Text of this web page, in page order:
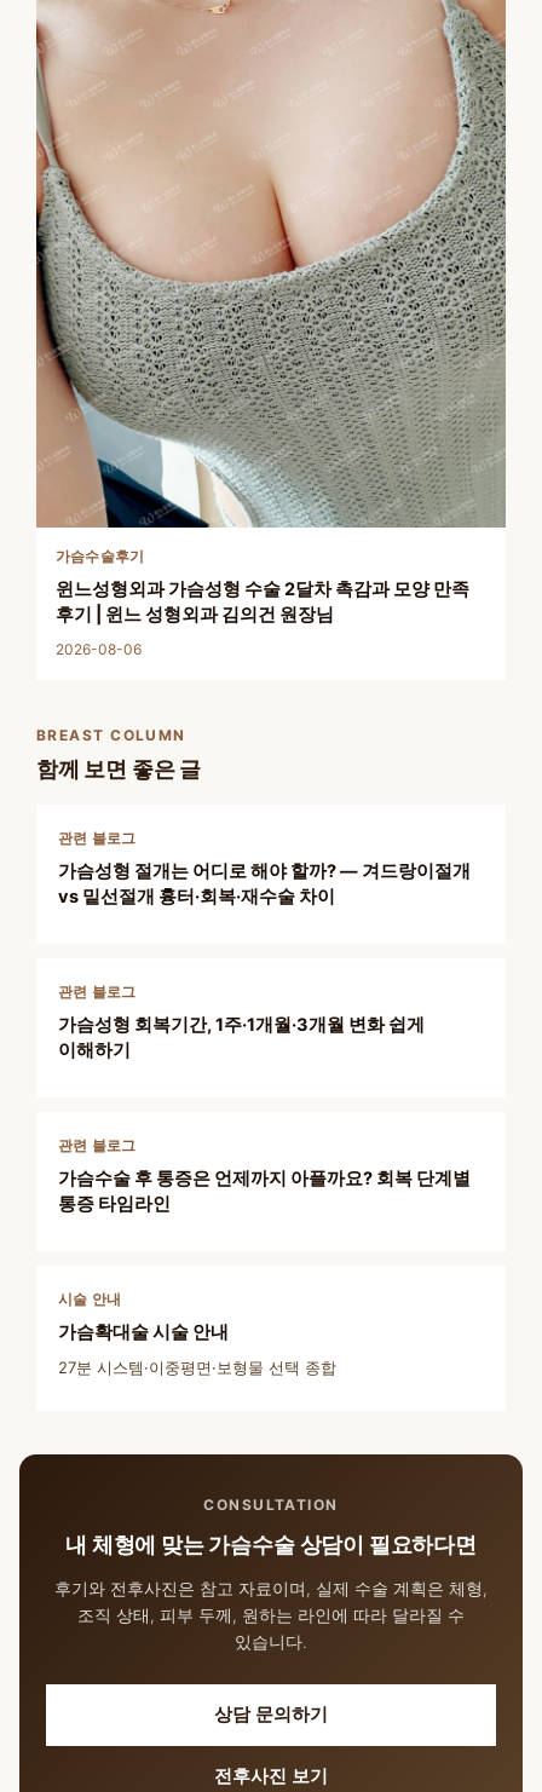
가슴수술후기
윈느성형외과 가슴성형 수술 2달차 촉감과 모양 만족
후기 | 윈느 성형외과 김의건 원장님
2026-08-06
BREAST COLUMN
함께 보면 좋은 글
관련 블로그
가슴성형 절개는 어디로 해야 할까? — 겨드랑이절개
vs 밑선절개 흉터·회복·재수술 차이
관련 블로그
가슴성형 회복기간, 1주·1개월·3개월 변화 쉽게
이해하기
관련 블로그
가슴수술 후 통증은 언제까지 아플까요? 회복 단계별
통증 타임라인
시술 안내
가슴확대술 시술 안내
27분 시스템·이중평면·보형물 선택 종합
CONSULTATION
내 체형에 맞는 가슴수술 상담이 필요하다면
후기와 전후사진은 참고 자료이며, 실제 수술 계획은 체형,
조직 상태, 피부 두께, 원하는 라인에 따라 달라질 수
있습니다.
상담 문의하기
전후사진 보기